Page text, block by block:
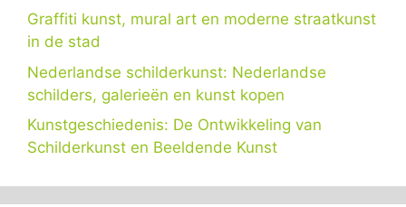
Graffiti kunst, mural art en moderne straatkunst
in de stad
Nederlandse schilderkunst: Nederlandse
schilders, galerieën en kunst kopen
Kunstgeschiedenis: De Ontwikkeling van
Schilderkunst en Beeldende Kunst